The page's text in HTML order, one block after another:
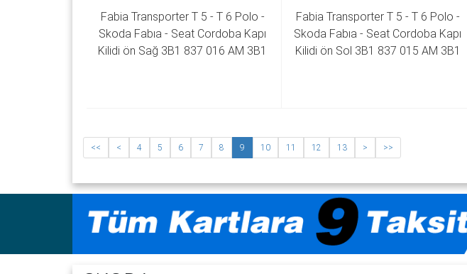
Fabia Transporter T 5 - T 6 Polo -
Skoda Fabıa - Seat Cordoba Kapı
Kilidi ön Sağ 3B1 837 016 AM 3B1
Fabia Transporter T 5 - T 6 Polo -
Skoda Fabıa - Seat Cordoba Kapı
Kilidi ön Sol 3B1 837 015 AM 3B1
<< < 4 5 6 7 8 9 10 11 12 13 > >>